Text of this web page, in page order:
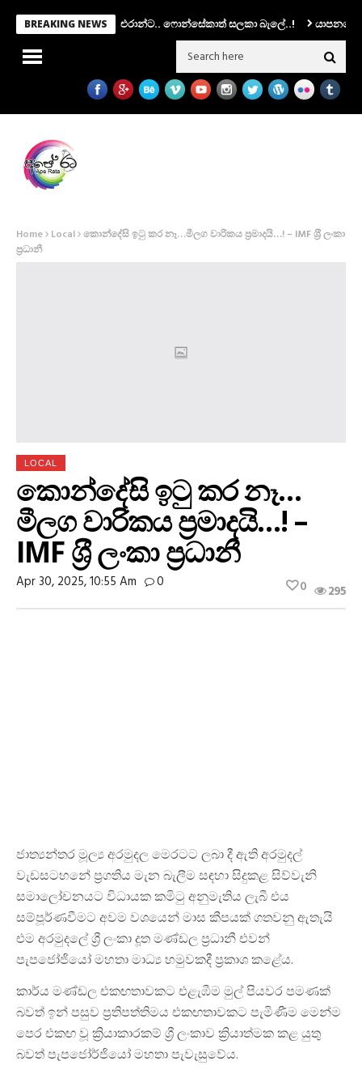
BREAKING NEWS
සභාපතිකම එරාන්ට.. ෆොන්සේකාත් සලකා බැලේ..! යාපනයේ මන්ත්‍රී
Home Local කොන්දේසි ඉටු කර නෑ…මීලග වාරිකය ප‍්‍රමාදයි…! – IMF ශ‍්‍රී ලංකා
ප‍්‍රධානී
LOCAL
කොන්දේසි ඉටු කර නෑ…
මීලග වාරිකය ප‍්‍රමාදයි…! –
IMF ශ‍්‍රී ලංකා ප‍්‍රධානී
Apr 30, 2025, 10:55 Am 0 295
0
ජාත්‍යන්තර මූල්‍ය අරමුදල මෙරටට ලබා දී ඇති අරමුදල්
වැඩසටහනේ ප්‍රගතිය මැන බැලීම සඳහා සිදුකළ සිව්වැනි
සමාලෝචනයට විධායක කමිටු අනුමැතිය ලැබී එය
සම්පූර්ණවීමට අවම වශයෙන් මාස කීපයක් ගතවනු ඇතැයි
එම අරමුදලේ ශ්‍රී ලංකා දූත මණ්ඩල ප්‍රධානී එවන්
පැපජෝජියෝ මහතා මාධ්‍ය හමුවකදී ප්‍රකාශ කළේය.
කාර්ය මණ්ඩල එකඟතාවකට එළැඹීම මුල් පියවර පමණක්
බවත් ඉන් පසුව ප්‍රතිපත්තිමය එකඟතාවකට පැමිණීම මෙන්ම
පෙර එකඟ වූ ක්‍රියාකාරකම් ශ්‍රී ලංකාව ක්‍රියාත්මක කළ යුතු
බවත් පැපජෝර්ජියෝ මහතා පැවැසුවේය.